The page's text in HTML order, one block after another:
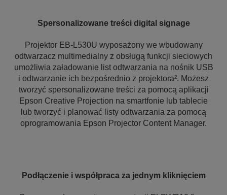
Spersonalizowane treści digital signage
Projektor EB-L530U wyposażony we wbudowany
odtwarzacz multimedialny z obsługą funkcji sieciowych
umożliwia załadowanie list odtwarzania na nośnik USB
i odtwarzanie ich bezpośrednio z projektora². Możesz
tworzyć spersonalizowane treści za pomocą aplikacji
Epson Creative Projection na smartfonie lub tablecie
lub tworzyć i planować listy odtwarzania za pomocą
oprogramowania Epson Projector Content Manager.
Podłączenie i współpraca za jednym kliknięciem